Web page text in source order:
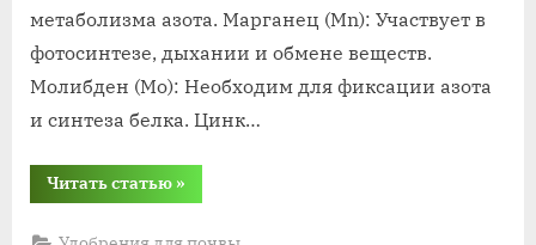
метаболизма азота. Марганец (Mn): Участвует в
фотосинтезе, дыхании и обмене веществ.
Молибден (Mo): Необходим для фиксации азота
и синтеза белка. Цинк…
Читать статью“микроэлементы
для
»